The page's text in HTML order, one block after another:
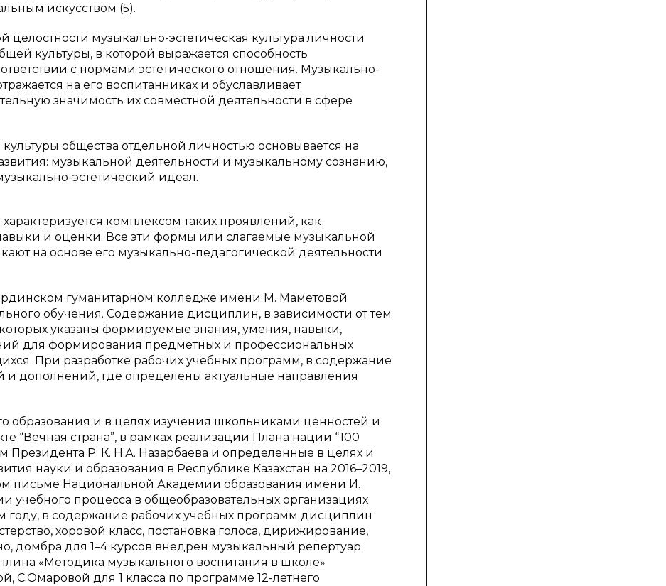
искусством (5).
музыкально-эстетическая культура личности
культуры, в которой выражается способность
с нормами эстетического отношения. Музыкально-
на его воспитанниках и обуславливает
значимость их совместной деятельности в сфере
общества отдельной личностью основывается на
музыкальной деятельности и музыкальному сознанию,
эстетический идеал.
комплексом таких проявлений, как
и оценки. Все эти формы или слагаемые музыкальной
на основе его музыкально-педагогической деятельности
гуманитарном колледже имени М. Маметовой
обучения. Содержание дисциплин, в зависимости от тем
указаны формируемые знания, умения, навыки,
для формирования предметных и профессиональных
При разработке рабочих учебных программ, в содержание
дополнений, где определены актуальные направления
образования и в целях изучения школьниками ценностей и
“Вечная страна”, в рамках реализации Плана нации “100
Президента Р. К. Н.А. Назарбаева и определенные в целях и
науки и образования в Республике Казахстан на 2016–2019,
письме Национальной Академии образования имени И.
учебного процесса в общеобразовательных организациях
году, в содержание рабочих учебных программ дисциплин
хоровой класс, постановка голоса, дирижирование,
домбра для 1–4 курсов внедрен музыкальный репертуар
«Методика музыкального воспитания в школе»
С.Омаровой для 1 класса по программе 12-летнего